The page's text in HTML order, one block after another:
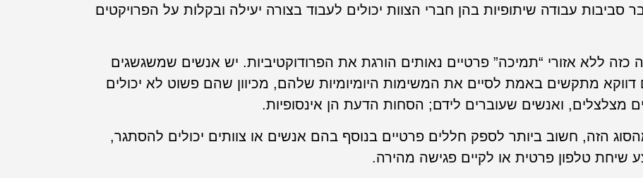
סביבות עבודה שיתופיות בהן חברי הצוות יכולים לעבוד בצורה יעילה ובקלות על הפרויקטים
כזה ללא אזורי “תמיכה” פרטיים נאותים הורגת את הפרודוקטיביות. יש אנשים שמשגשגים
מתקשים באמת לסיים את המשימות היומיומיות שלהם, מכיוון שהם פשוט לא יכולים
מצלצלים, ואנשים שעוברים לידם; הסחות הדעת הן אינסופיות.
הזה, חשוב ביותר לספק חללים פרטיים בנוסף בהם אנשים או צוותים יכולים להסתגר,
טלפון פרטית או לקיים פגישה מהירה.